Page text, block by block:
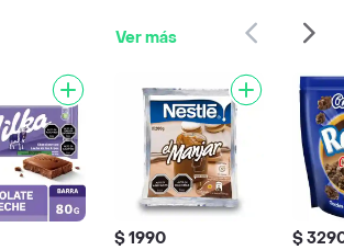
Ver más
$ 1990 $